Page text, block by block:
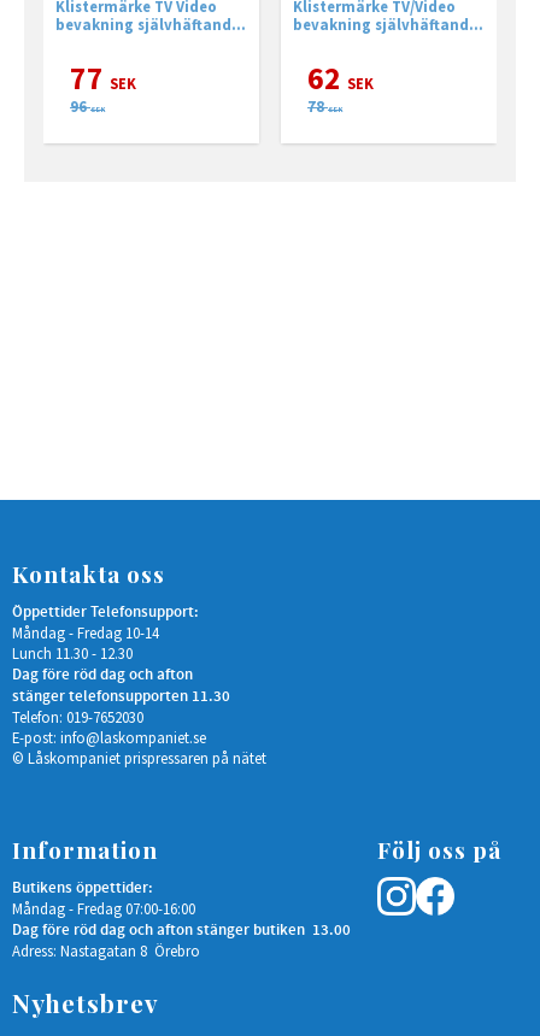
105x148mm
Klistermärke TV Video
bevakning självhäftande
77 SEK
96 SEK
Klistermärke TV/Video
bevakning självhäftande
62 SEK
78 SEK
Kontakta oss
Öppettider Telefonsupport:
Måndag - Fredag 10-14
Lunch 11.30 - 12.30
Dag före röd dag och afton
stänger telefonsupporten 11.30
Telefon: 019-7652030
E-post: info@laskompaniet.se
© Låskompaniet prispressaren på nätet
Information
Butikens öppettider:
Måndag - Fredag 07:00-16:00
Dag före röd dag och afton stänger butiken 13.00
Adress: Nastagatan 8 Örebro
Följ oss på
Nyhetsbrev